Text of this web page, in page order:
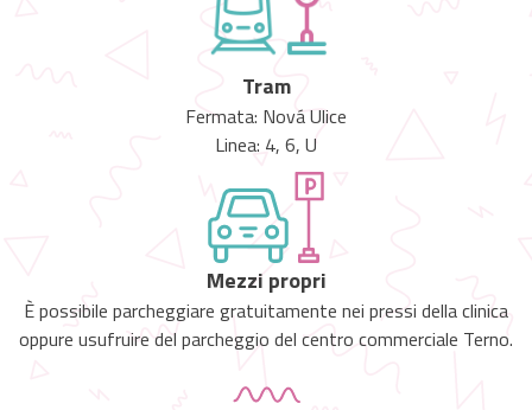
Tram
Fermata: Nová Ulice
Linea: 4, 6, U
Mezzi propri
È possibile parcheggiare gratuitamente nei pressi della clinica
oppure usufruire del parcheggio del centro commerciale Terno.